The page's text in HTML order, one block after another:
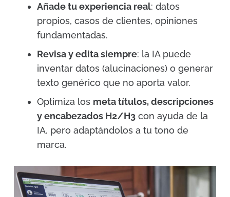
Añade tu experiencia real: datos
propios, casos de clientes, opiniones
fundamentadas.
Revisa y edita siempre: la IA puede
inventar datos (alucinaciones) o generar
texto genérico que no aporta valor.
Optimiza los meta títulos, descripciones
y encabezados H2/H3 con ayuda de la
IA, pero adaptándolos a tu tono de
marca.